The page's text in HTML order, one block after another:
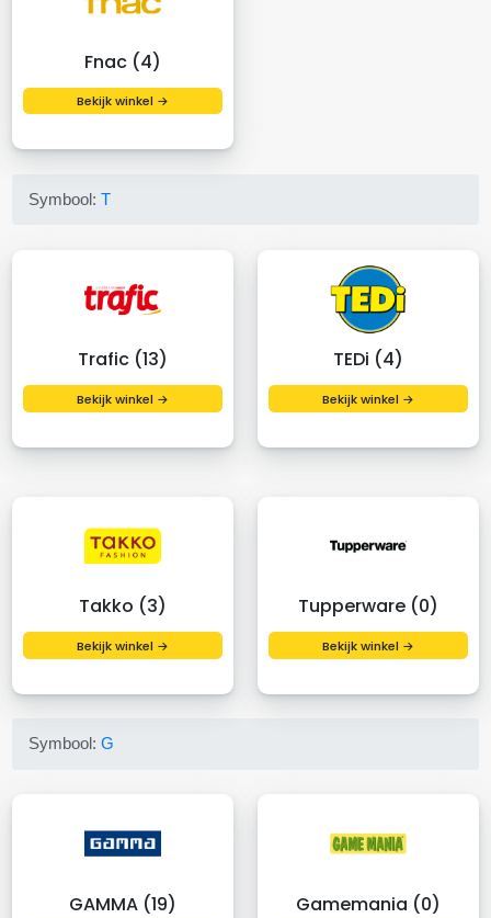
Fnac (4)
Bekijk winkel →
Symbool:T
Trafic (13)
Bekijk winkel →
TEDi (4)
Bekijk winkel →
Takko (3)
Bekijk winkel →
Tupperware (0)
Bekijk winkel →
Symbool:G
GAMMA (19) Gamemania (0)